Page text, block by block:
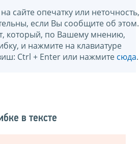
сайте опечатку или неточность,
если Вы сообщите об этом.
который, по Вашему мнению,
и нажмите на клавиатуре
Ctrl + Enter или нажмите сюда.
в тексте